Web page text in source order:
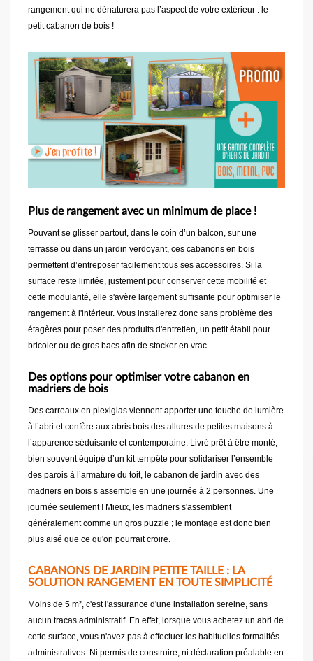
rangement qui ne dénaturera pas l’aspect de votre extérieur : le
petit cabanon de bois !
Plus de rangement avec un minimum de place !
Pouvant se glisser partout, dans le coin d’un balcon, sur une
terrasse ou dans un jardin verdoyant, ces cabanons en bois
permettent d’entreposer facilement tous ses accessoires. Si la
surface reste limitée, justement pour conserver cette mobilité et
cette modularité, elle s'avère largement suffisante pour optimiser le
rangement à l'intérieur. Vous installerez donc sans problème des
étagères pour poser des produits d'entretien, un petit établi pour
bricoler ou de gros bacs afin de stocker en vrac.
Des options pour optimiser votre cabanon en
madriers de bois
Des carreaux en plexiglas viennent apporter une touche de lumière
à l’abri et confère aux abris bois des allures de petites maisons à
l’apparence séduisante et contemporaine. Livré prêt à être monté,
bien souvent équipé d’un kit tempête pour solidariser l’ensemble
des parois à l’armature du toit, le cabanon de jardin avec des
madriers en bois s’assemble en une journée à 2 personnes. Une
journée seulement ! Mieux, les madriers s'assemblent
généralement comme un gros puzzle ; le montage est donc bien
plus aisé que ce qu'on pourrait croire.
CABANONS DE JARDIN PETITE TAILLE : LA
SOLUTION RANGEMENT EN TOUTE SIMPLICITÉ
Moins de 5 m², c'est l'assurance d'une installation sereine, sans
aucun tracas administratif. En effet, lorsque vous achetez un abri de
cette surface, vous n'avez pas à effectuer les habituelles formalités
administratives. Ni permis de construire, ni déclaration préalable en